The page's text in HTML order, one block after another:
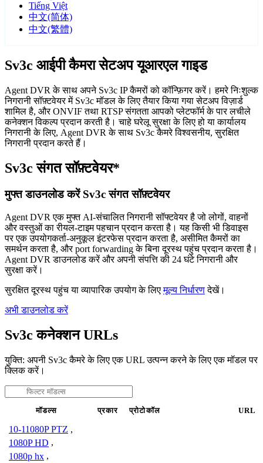
Tiếng Việt
中文(简体)
中文(繁體)
Sv3c आईपी कैमरा सेटअप यूआरएल गाइड
Agent DVR के साथ अपने Sv3c IP कैमरों को कॉन्फ़िगर करें। हमरे निःशुल्क
निगरानी सॉफ़्टवेयर में Sv3c मॉडल के लिए तैयार किया गया सेटअप विज़ार्ड
शामिल है, और ONVIF तथा RTSP संगतता आपको प्लेटफॉर्म के पार लचीले
कनेक्शन विकल्प प्रदान करती है। चाहे घरेलू सुरक्षा के लिए हो या कार्यालय
निगरानी के लिए, Agent DVR के साथ Sv3c कैमरे विश्वसनीय, सुरक्षित
निगरानी प्रदान करते हैं।
Sv3c संगत सॉफ़्टवेयर*
मुफ्त डाउनलोड करें Sv3c संगत सॉफ़्टवेयर
Agent DVR एक मुफ्त AI-संचालित निगरानी सॉफ्टवेयर है जो लोगों, वाहनों
और वस्तुओं का रीयल-टाइम पहचान प्रदान करता है। यह किसी भी डिवाइस
पर एक उपयोगकर्ता-अनुकूल इंटरफेस प्रदान करता है, असीमित कैमरों का
समर्थन करता है, और port forwarding के बिना दूरस्थ पहुंच प्रदान करता है।
Agent DVR डाउनलोड करें और अपनी संपत्ति की 24 घंटे निगरानी और
सुरक्षा करें।
सुरक्षित दूरस्थ पहुंच या व्यापारिक उपयोग के लिएमूल्य निर्धारणदेखें।
अभी डाउनलोड करें
Sv3c कनेक्शन URLs
युक्ति: अपनी Sv3c कैमरे के लिए एक URL उत्पन्न करने के लिए एक मॉडल पर
क्लिक करें।
मॉडल्स प्रकार प्रोटोकॉल URL
10-11080P PTZ ,
1080P HD ,
1080p hx ,